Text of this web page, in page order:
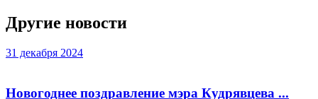
Другие новости
31 декабря 2024
Новогоднее поздравление мэра Кудрявцева ...